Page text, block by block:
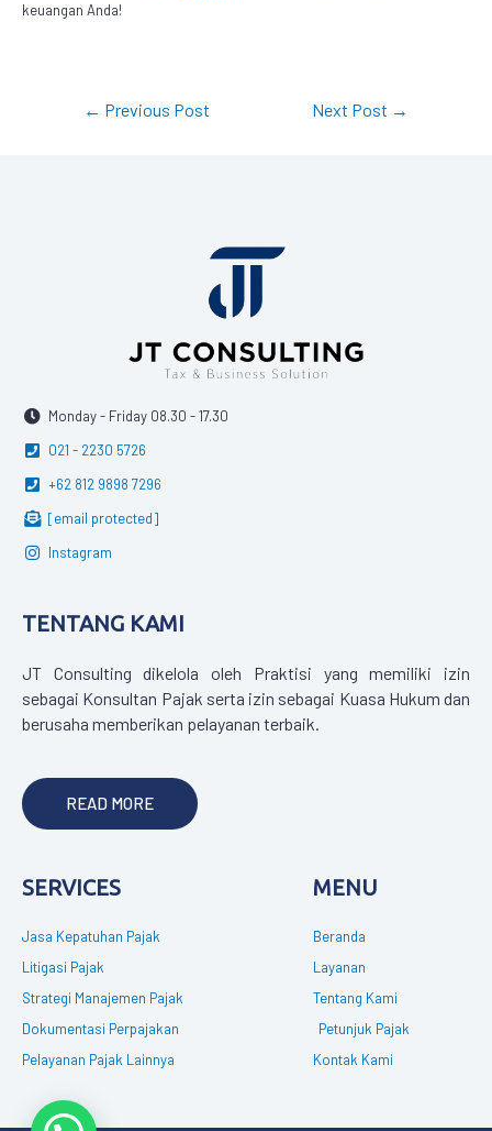
keuangan Anda!
← Previous Post Next Post →
Monday - Friday 08.30 - 17.30
021 - 2230 5726
+62 812 9898 7296
[email protected]
Instagram
TENTANG KAMI
JT Consulting dikelola oleh Praktisi yang memiliki izin
sebagai Konsultan Pajak serta izin sebagai Kuasa Hukum dan
berusaha memberikan pelayanan terbaik.
READ MORE
SERVICES
Jasa Kepatuhan Pajak
Litigasi Pajak
Strategi Manajemen Pajak
Dokumentasi Perpajakan
Pelayanan Pajak Lainnya
MENU
Beranda
Layanan
Tentang Kami
Petunjuk Pajak
Kontak Kami